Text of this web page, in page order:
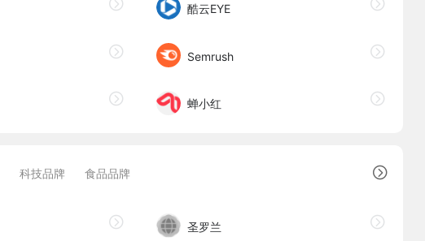
酷云EYE
Semrush
蝉小红
科技品牌 食品品牌
圣罗兰